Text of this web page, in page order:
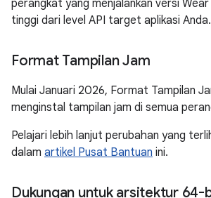
perangkat yang menjalankan versi Wear
tinggi dari level API target aplikasi Anda.
Format Tampilan Jam
Mulai Januari 2026, Format Tampilan
menginstal tampilan jam di semua
Pelajari lebih lanjut perubahan yang
dalam artikel Pusat Bantuan ini.
Dukungan untuk arsitektur 64-